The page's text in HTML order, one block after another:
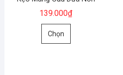
139.000₫
Chọn
Sản